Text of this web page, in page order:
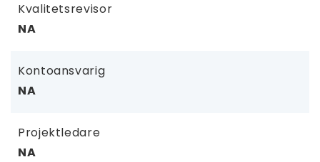
Kvalitetsrevisor
NA
Kontoansvarig
NA
Projektledare
NA